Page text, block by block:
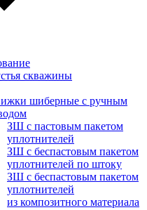
скважины
шиберные с ручным
ЗШ с пастовым пакетом
уплотнителей
ЗШ с беспастовым пакетом
уплотнителей по штоку
ЗШ с беспастовым пакетом
уплотнителей
из композитного материала